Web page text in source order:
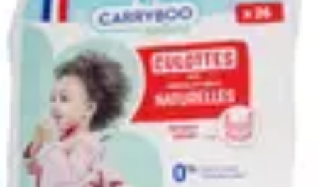
Avenir Écologique
Entreprises et ÉcologieUrbanisme DurableBiodiversité et Espaces
Jardinage Durable Engagement citoyen
Avenir Écologique